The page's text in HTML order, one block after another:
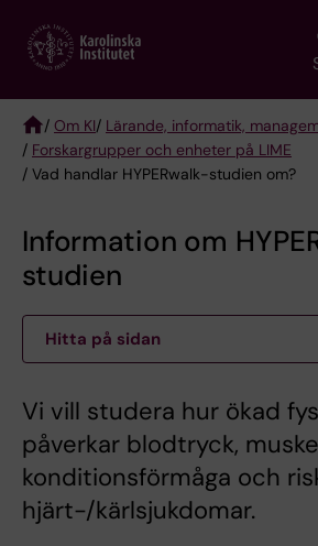
main
Breadcrumb
/ Om KI/ Lärande, informatik,
/ Forskargrupper och enheter på LIME
/ Vad handlar HYPERwalk-studien om?
Information om
studien
Hitta på sidan
Vi vill studera hur ökad
påverkar blodtryck,
konditionsförmåga och
hjärt-/kärlsjukdomar.